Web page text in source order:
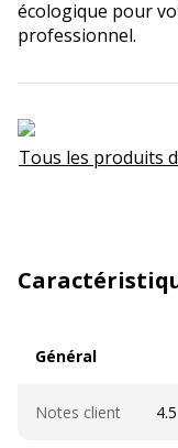
écologique pour
professionnel.
Tous les produits
Général
Notes client 4.5